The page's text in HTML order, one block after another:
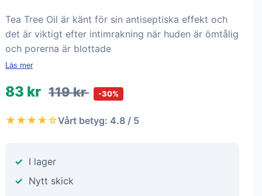
Tea Tree Oil är känt för sin antiseptiska effekt och
det är viktigt efter intimrakning när huden är ömtålig
och porerna är blottade
Läs mer
83 kr 119 kr -30%
★★★★☆Vårt betyg: 4.8 / 5
I lager
Nytt skick